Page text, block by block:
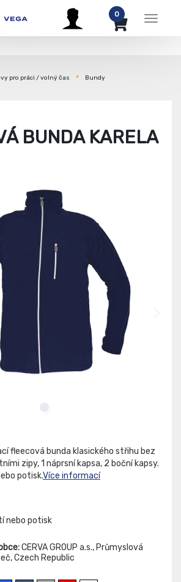
Menu
0
pro práci / volný čas Bundy
BUNDA KARELA
fleecová bunda klasického střihu bez
zipy, 1 náprsní kapsa, 2 boční kapsy.
potisk.Více informací
nebo potisk
CERVA GROUP a.s., Průmyslová
Czech Republic